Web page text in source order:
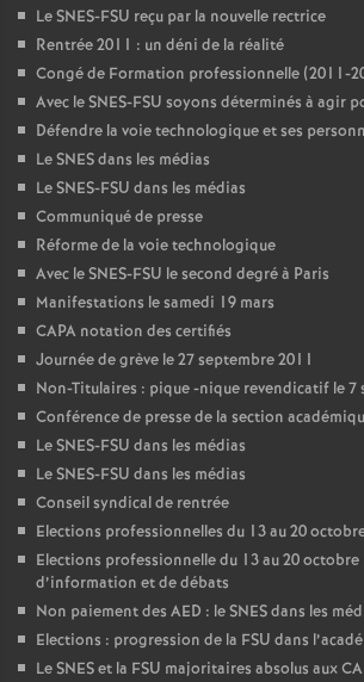
Le SNES-FSU reçu par la nouvelle rectrice
Rentrée 2011 : un déni de la réalité
Congé de Formation professionnelle (2011-
Avec le SNES-FSU soyons déterminés à agir
Défendre la voie technologique et ses
Le SNES dans les médias
Le SNES-FSU dans les médias
Communiqué de presse
Réforme de la voie technologique
Avec le SNES-FSU le second degré à Paris
Manifestations le samedi 19 mars
CAPA notation des certifiés
Journée de grève le 27 septembre 2011
Non-Titulaires : pique -nique revendicatif le 7
Conférence de presse de la section
Le SNES-FSU dans les médias
Le SNES-FSU dans les médias
Conseil syndical de rentrée
Elections professionnelles du 13 au 20
Elections professionnelle du 13 au 20 octobre
d’information et de débats
Non paiement des AED : le SNES dans les
Elections : progression de la FSU dans
Le SNES et la FSU majoritaires absolus aux